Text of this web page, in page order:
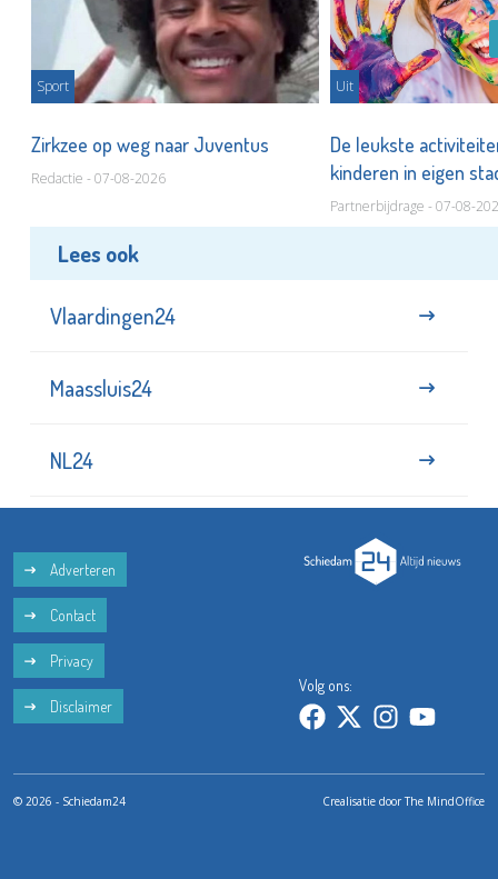
Sport
Zirkzee op weg naar Juventus
Redactie - 07-08-2026
Uit
De leukste
kinderen in eigen
Partnerbijdrage - 07-08-
Lees ook
Vlaardingen24
Maassluis24
NL24
Adverteren
Contact
Privacy
Disclaimer
Volg ons:
© 2026 - Schiedam24 Crealisatie doorThe MindOffice